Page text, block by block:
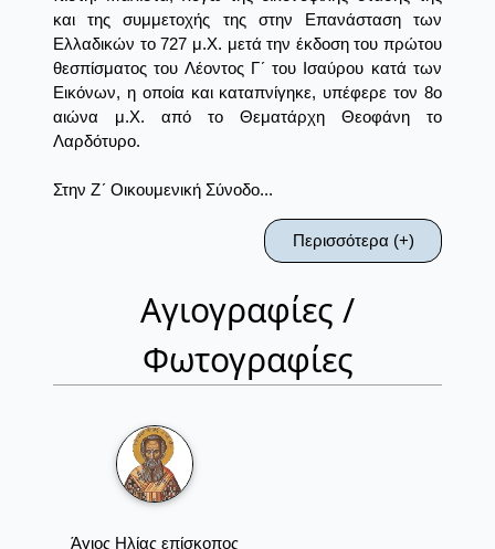
και της συμμετοχής της στην Επανάσταση των
Ελλαδικών το 727 μ.Χ. μετά την έκδοση του πρώτου
θεσπίσματος του Λέοντος Γ´ του Ισαύρου κατά των
Εικόνων, η οποία και καταπνίγηκε, υπέφερε τον 8ο
αιώνα μ.Χ. από το Θεματάρχη Θεοφάνη το
Λαρδότυρο.
Στην Ζ´ Οικουμενική Σύνοδο...
Περισσότερα (+)
Αγιογραφίες /
Φωτογραφίες
Άγιος Ηλίας επίσκοπος